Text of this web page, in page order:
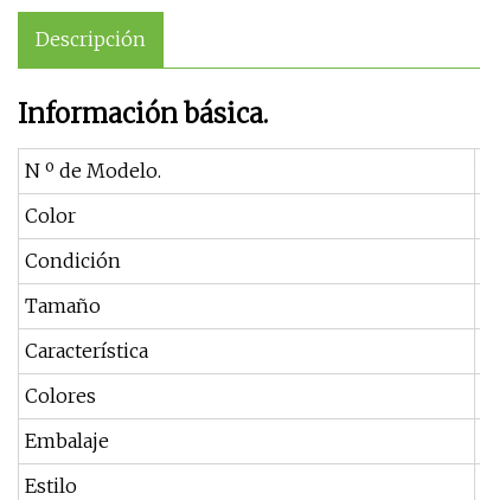
Descripción
Información básica.
N º de Modelo.
Color
Condición
Tamaño
Característica
Colores
Embalaje
Estilo